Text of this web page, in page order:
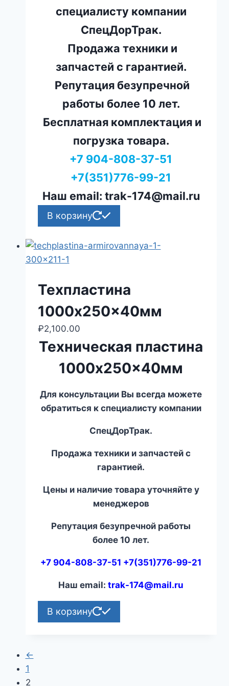
специалисту компании
СпецДорТрак.
Продажа техники и
запчастей с гарантией.
Репутация безупречной
работы более 10 лет.
Бесплатная комплектация и
погрузка товара.
+7 904-808-37-51
+7(351)776-99-21
Наш email: trak-174@mail.ru
В корзину
Техпластина
1000x250x40мм
₽2,100.00
Техническая пластина
1000x250x40мм
Для консультации Вы всегда можете
обратиться к специалисту компании
СпецДорТрак.
Продажа техники и запчастей с
гарантией.
Цены и наличие товара уточняйте у
менеджеров
Репутация безупречной работы
более 10 лет.
+7 904-808-37-51 +7(351)776-99-21
Наш email:trak-174@mail.ru
В корзину
←
1
2